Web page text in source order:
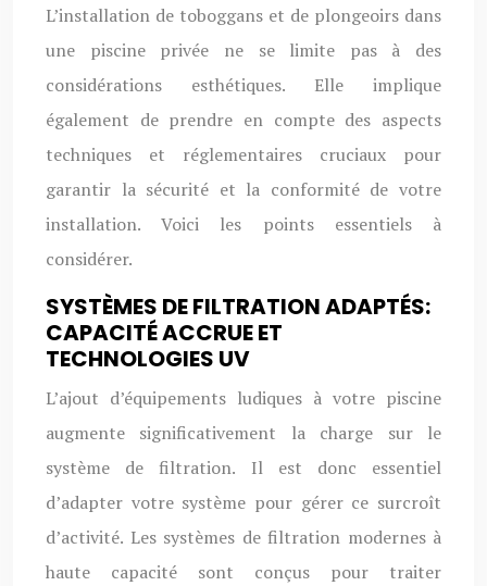
L’installation de toboggans et de plongeoirs dans
une piscine privée ne se limite pas à des
considérations esthétiques. Elle implique
également de prendre en compte des aspects
techniques et réglementaires cruciaux pour
garantir la sécurité et la conformité de votre
installation. Voici les points essentiels à
considérer.
SYSTÈMES DE FILTRATION ADAPTÉS:
CAPACITÉ ACCRUE ET
TECHNOLOGIES UV
L’ajout d’équipements ludiques à votre piscine
augmente significativement la charge sur le
système de filtration. Il est donc essentiel
d’adapter votre système pour gérer ce surcroît
d’activité. Les systèmes de filtration modernes à
haute capacité sont conçus pour traiter